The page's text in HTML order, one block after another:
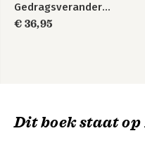
Gedragsverandering
€ 36,95
Dit boek staat